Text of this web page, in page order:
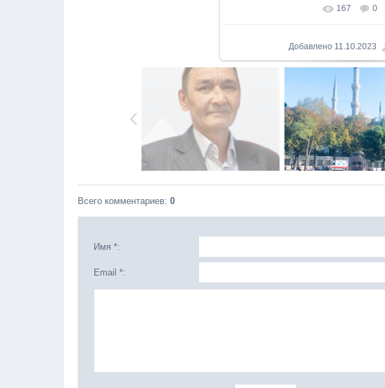
167 0
Добавлено 11.10.2023
Всего комментариев: 0
Имя *:
Email *: